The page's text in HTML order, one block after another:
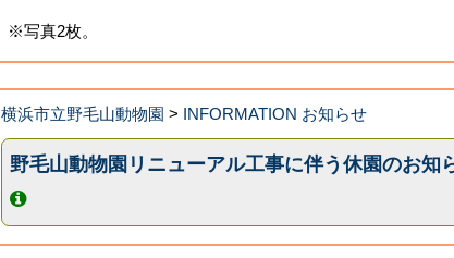
※写真2枚。
横浜市立野毛山動物園 > INFORMATION お知らせ
野毛山動物園リニューアル工事に伴う休園のお知